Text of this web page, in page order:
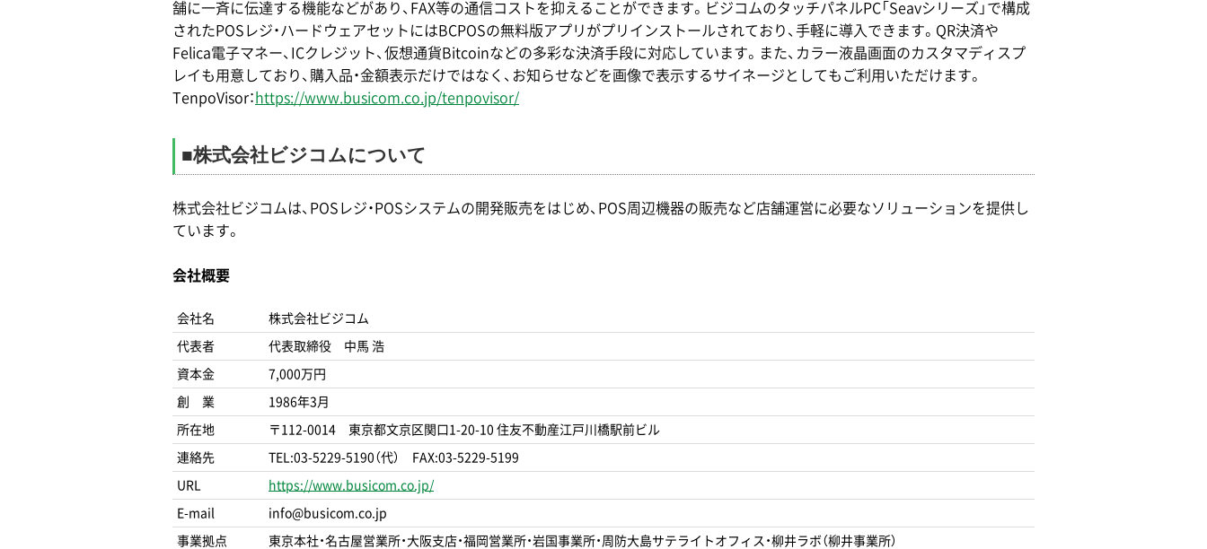
舗に一斉に伝達する機能などがあり、FAX等の通信コストを抑えることができます。ビジコムのタッチパネルPC「Seavシリーズ」で構成
されたPOSレジ・ハードウェアセットにはBCPOSの無料版アプリがプリインストールされており、手軽に導入できます。QR決済や
Felica電子マネー、ICクレジット、仮想通貨Bitcoinなどの多彩な決済手段に対応しています。また、カラー液晶画面のカスタマディスプ
レイも用意しており、購入品・金額表示だけではなく、お知らせなどを画像で表示するサイネージとしてもご利用いただけます。
TenpoVisor： https://www.busicom.co.jp/tenpovisor/
■株式会社ビジコムについて
株式会社ビジコムは、POSレジ・POSシステムの開発販売をはじめ、POS周辺機器の販売など店舗運営に必要なソリューションを提供し
ています。
会社概要
会社名 株式会社ビジコム
代表者 代表取締役 中馬 浩
資本金 7,000万円
創 業 1986年3月
所在地 〒112-0014 東京都文京区関口1-20-10 住友不動産江戸川橋駅前ビル
連絡先 TEL:03-5229-5190（代） FAX:03-5229-5199
URL https://www.busicom.co.jp/
E-mail info@busicom.co.jp
事業拠点 東京本社・名古屋営業所・大阪支店・福岡営業所・岩国事業所・周防大島サテライトオフィス・柳井ラボ（柳井事業所）